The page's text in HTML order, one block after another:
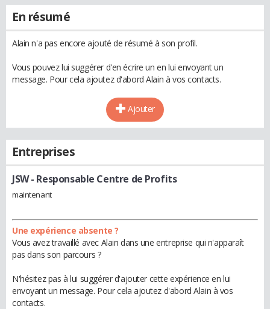
En résumé
Alain n'a pas encore ajouté de résumé à son profil.
Vous pouvez lui suggérer d'en écrire un en lui envoyant un
message. Pour cela ajoutez d'abord Alain à vos contacts.
Ajouter
Entreprises
JSW- Responsable Centre de Profits
maintenant
Une expérience absente ?
Vous avez travaillé avec Alain dans une entreprise qui n'apparaît
pas dans son parcours ?
N'hésitez pas à lui suggérer d'ajouter cette expérience en lui
envoyant un message. Pour cela ajoutez d'abord Alain à vos
contacts.